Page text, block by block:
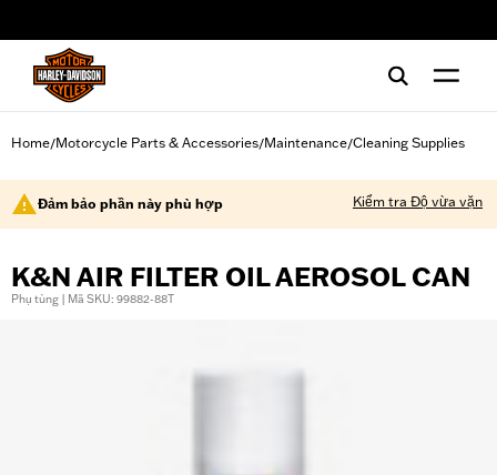
Home/Motorcycle Parts & Accessories/Maintenance/Cleaning Supplies
Đảm bảo phần này phù hợp Kiểm tra Độ vừa vặn
K&N AIR FILTER OIL AEROSOL CAN
Phụ tùng | Mã SKU: 99882-88T